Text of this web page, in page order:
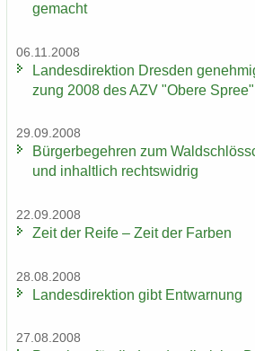
ge­macht
06.11.2008
Lan­des­di­rek­ti­on Dres­den
zung 2008 des AZV "Obere Spree"
29.09.2008
Bür­ger­be­geh­ren zum
und in­halt­lich rechts­wid­rig
22.09.2008
Zeit der Reife – Zeit der Far­ben
28.08.2008
Lan­des­di­rek­ti­on gibt Ent­war­nung
27.08.2008